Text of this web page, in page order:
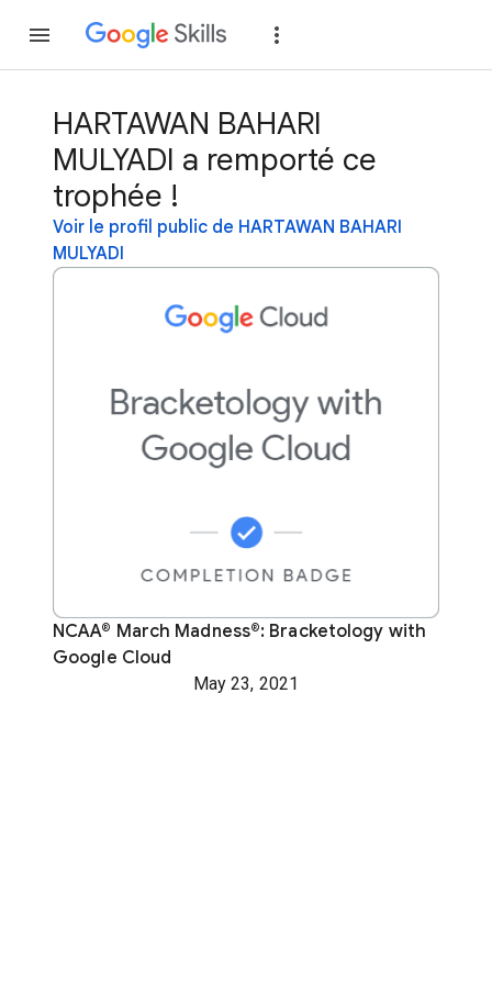
HARTAWAN BAHARI
MULYADI a remporté ce
trophée !
Voir le profil public de HARTAWAN BAHARI
MULYADI